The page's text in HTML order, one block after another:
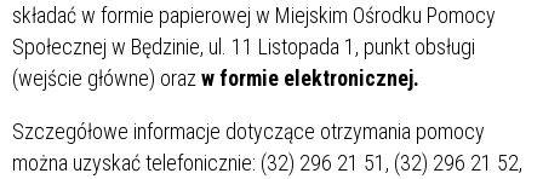
składać w formie papierowej w Miejskim Ośrodku Pomocy
Społecznej w Będzinie, ul. 11 Listopada 1, punkt obsługi
(wejście główne) oraz w formie elektronicznej.
Szczegółowe informacje dotyczące otrzymania pomocy
można uzyskać telefonicznie: (32) 296 21 51, (32) 296 21 52,